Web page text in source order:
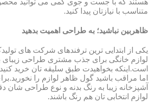
متناسب با نیازتان پیدا کنید.
ظاهربین نباشید؛ به طراحی اهمیت بدهید
یکی از ابتدایی ترین ترفندهای شرکت های
لوازم خانگی برای جذب مشتری طراحی زیبای
است.اینکه بخواهیدت طبق سلیقه تان خرید
اما مراقب باشید گول ظاهر لوازم را
آشپزخانه زیبا به رنگ بدنه و نوع طراحی شان
لوازم انتخابی تان هم رنگ باشند.